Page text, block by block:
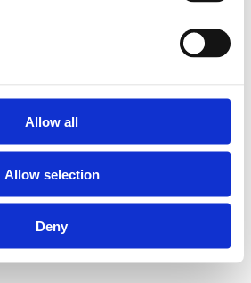
Allow all
Allow selection
Deny